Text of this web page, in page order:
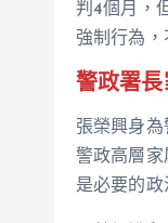
判4個月，
強制行為，
警政署
張榮興身
警政高層
是必要的政